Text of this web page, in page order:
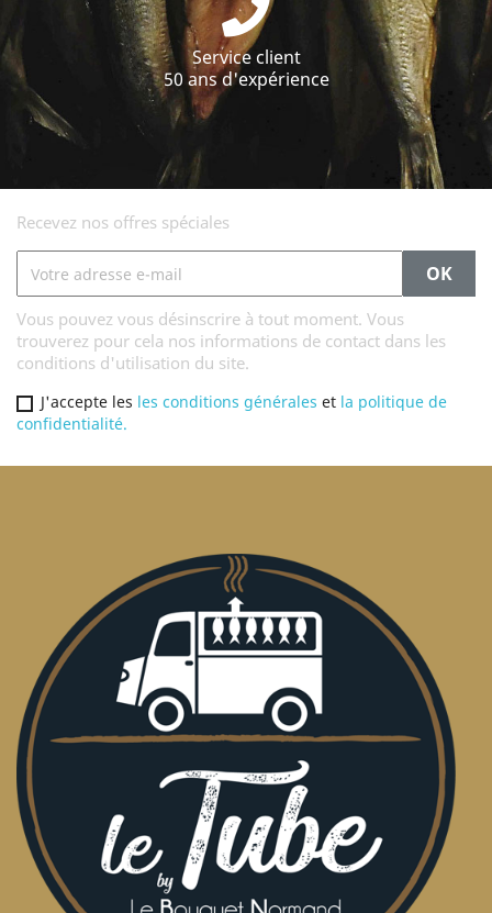
Service client
50 ans d'expérience
Recevez nos offres spéciales
Vous pouvez vous désinscrire à tout moment. Vous
trouverez pour cela nos informations de contact dans les
conditions d'utilisation du site.
J'accepte les les conditions générales et la politique de
confidentialité.